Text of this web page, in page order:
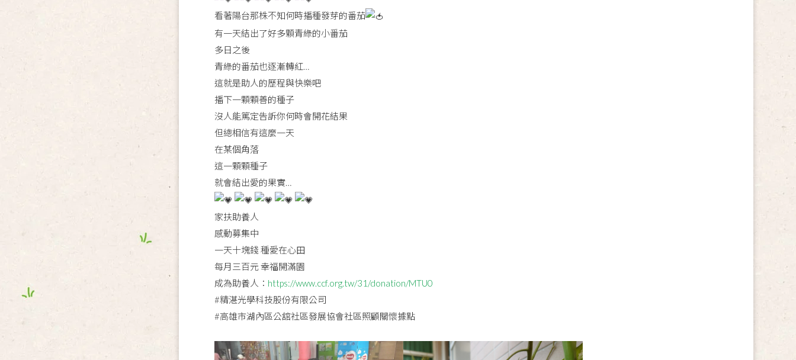
看著陽台那株不知何時播種發芽的番茄
有一天結出了好多顆青綠的小番茄
多日之後
青綠的番茄也逐漸轉紅…
這就是助人的歷程與快樂吧
播下一顆顆善的種子
沒人能篤定告訴你何時會開花結果
但總相信有這麼一天
在某個角落
這一顆顆種子
就會結出愛的果實…
家扶助養人
感動募集中
一天十塊錢 種愛在心田
每月三百元 幸福開滿園
成為助養人： https://www.ccf.org.tw/31/donation/MTU0
#精湛光學科技股份有限公司
#高雄市湖內區公舘社區發展協會社區照顧關懷據點